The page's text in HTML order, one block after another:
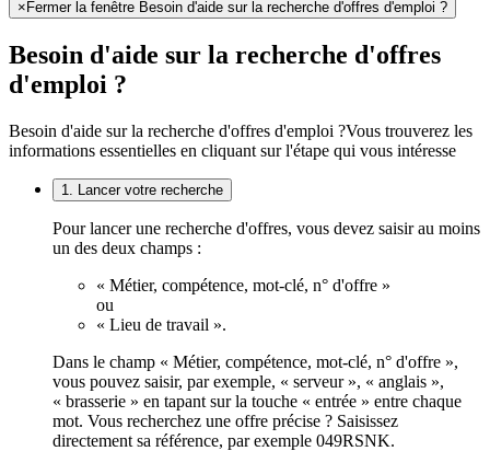
× Fermer la fenêtre Besoin d'aide sur la recherche d'offres d'emploi ?
Besoin d'aide sur la recherche d'offres
d'emploi ?
Besoin d'aide sur la recherche d'offres d'emploi ?Vous trouverez les
informations essentielles en cliquant sur l'étape qui vous intéresse
1. Lancer votre recherche
Pour lancer une recherche d'offres, vous devez saisir au moins
un des deux champs :
« Métier, compétence, mot-clé, n° d'offre »
ou
« Lieu de travail ».
Dans le champ « Métier, compétence, mot-clé, n° d'offre »,
vous pouvez saisir, par exemple, « serveur », « anglais »,
« brasserie » en tapant sur la touche « entrée » entre chaque
mot. Vous recherchez une offre précise ? Saisissez
directement sa référence, par exemple 049RSNK.